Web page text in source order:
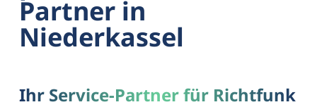
Partner in
Niederkassel
Ihr Service-Partner für Richtfunk